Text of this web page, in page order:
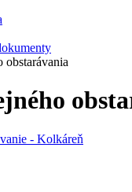
obstarávania
- Kolkáreň